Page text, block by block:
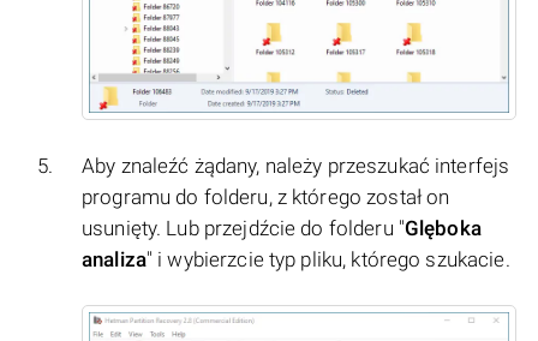
Aby znaleźć żądany, należy przeszukać interfejs
programu do folderu, z którego został on
usunięty. Lub przejdźcie do folderu "Glęboka
analiza" i wybierzcie typ pliku, którego szukacie.